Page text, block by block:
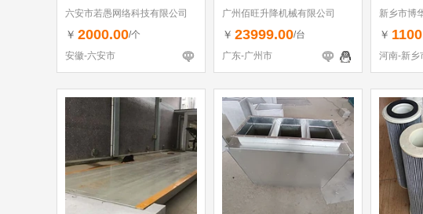
六安市若愚网络科技有限公司
￥ 2000.00/个
安徽-六安市
广州佰旺升降机械有限公司
￥ 23999.00/台
广东-广州市
新乡市博
￥
河南-新乡